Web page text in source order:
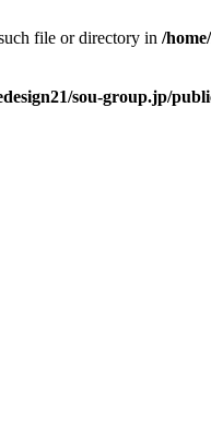
file or directory in /
sou-group.jp/